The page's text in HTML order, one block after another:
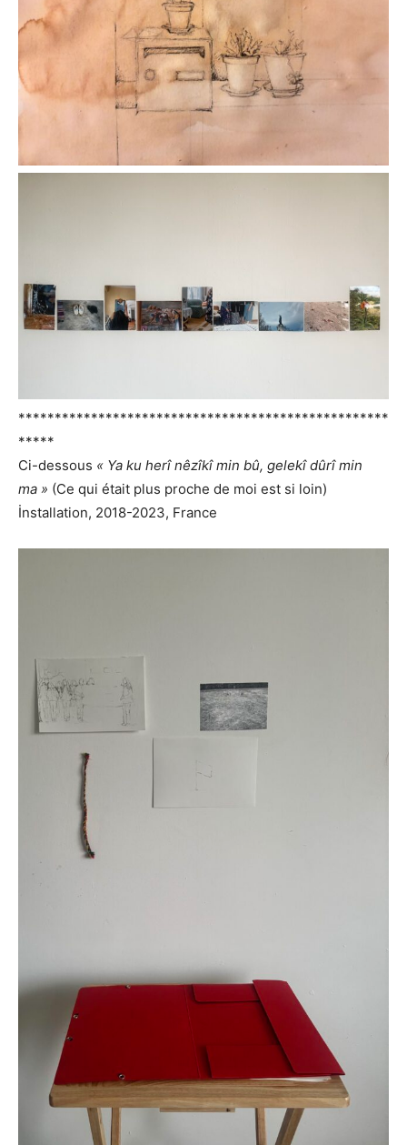
***************************************************
*****
Ci-dessous « Ya ku herî nêzîkî min bû, gelekî dûrî min
ma » (Ce qui était plus proche de moi est si loin)
İnstallation, 2018-2023, France